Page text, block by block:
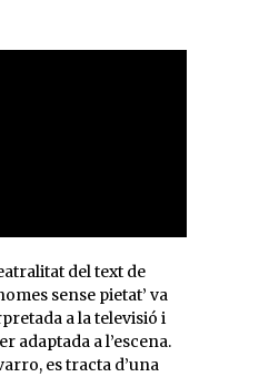
del text de
sense pietat’ va
a la televisió i
adaptada a l’escena.
es tracta d’una